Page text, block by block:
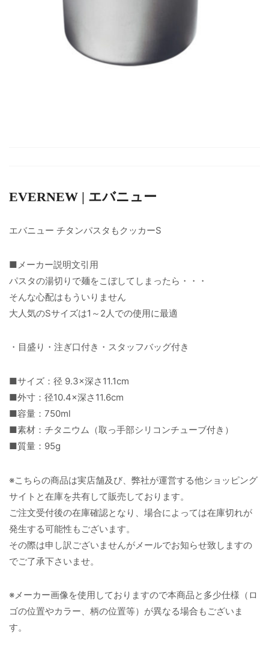
EVERNEW | エバニュー
エバニュー チタンパスタもクッカーS
■メーカー説明文引用
パスタの湯切りで麺をこぼしてしまったら・・・
そんな心配はもういりません
大人気のSサイズは1～2人での使用に最適
・目盛り・注ぎ口付き・スタッフバッグ付き
■サイズ：径 9.3×深さ11.1cm
■外寸：径10.4×深さ11.6cm
■容量：750ml
■素材：チタニウム（取っ手部シリコンチューブ付き）
■質量：95g
※こちらの商品は実店舗及び、弊社が運営する他ショッピング
サイトと在庫を共有して販売しております。
ご注文受付後の在庫確認となり、場合によっては在庫切れが
発生する可能性もございます。
その際は申し訳ございませんがメールでお知らせ致しますの
でご了承下さいませ。
※メーカー画像を使用しておりますので本商品と多少仕様（ロ
ゴの位置やカラー、柄の位置等）が異なる場合もございま
す。